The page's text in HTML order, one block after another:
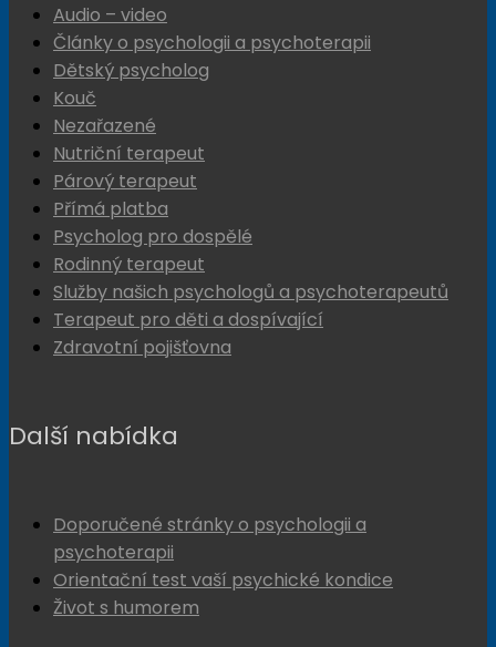
Audio – video
Články o psychologii a psychoterapii
Dětský psycholog
Kouč
Nezařazené
Nutriční terapeut
Párový terapeut
Přímá platba
Psycholog pro dospělé
Rodinný terapeut
Služby našich psychologů a psychoterapeutů
Terapeut pro děti a dospívající
Zdravotní pojišťovna
Další nabídka
Doporučené stránky o psychologii a
psychoterapii
Orientační test vaší psychické kondice
Život s humorem